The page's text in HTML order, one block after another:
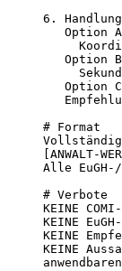
6.
Option
Option
Option
# Format
[ANWALT-
Alle
# Verbote
KEINE
KEINE
KEINE
KEINE